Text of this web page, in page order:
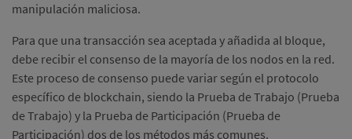
manipulación maliciosa.
Para que una transacción sea aceptada y añadida al bloque,
debe recibir el consenso de la mayoría de los nodos en la red.
Este proceso de consenso puede variar según el protocolo
específico de blockchain, siendo la Prueba de Trabajo (Prueba
de Trabajo) y la Prueba de Participación (Prueba de
Participación) dos de los métodos más comunes.